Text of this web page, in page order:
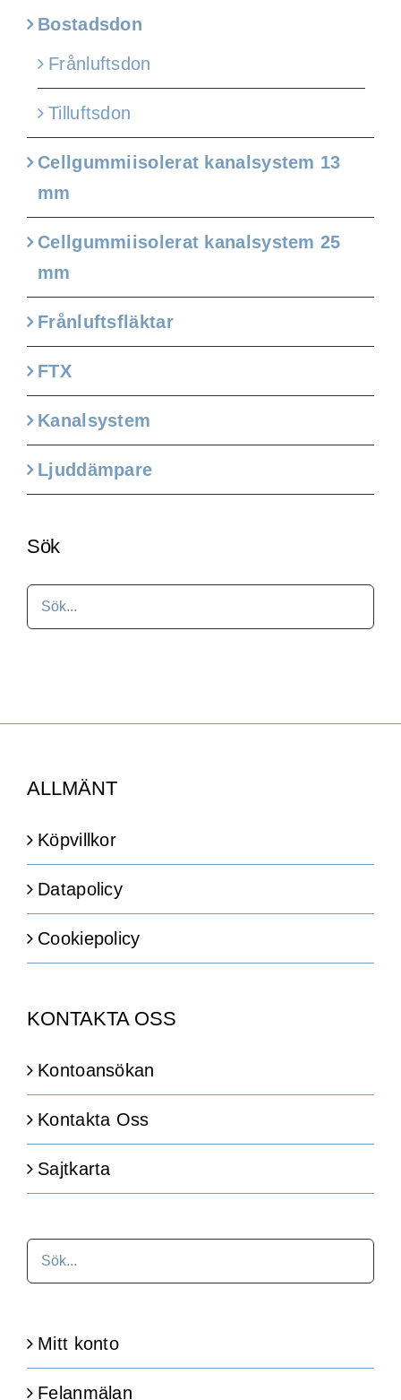
Bostadsdon
Frånluftsdon
Tilluftsdon
Cellgummiisolerat kanalsystem 13
mm
Cellgummiisolerat kanalsystem 25
mm
Frånluftsfläktar
FTX
Kanalsystem
Ljuddämpare
Sök
ALLMÄNT
Köpvillkor
Datapolicy
Cookiepolicy
KONTAKTA OSS
Kontoansökan
Kontakta Oss
Sajtkarta
Mitt konto
Felanmälan